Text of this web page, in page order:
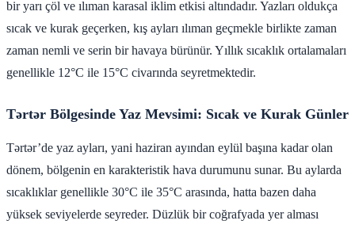
bir yarı çöl ve ılıman karasal iklim etkisi altındadır. Yazları oldukça
sıcak ve kurak geçerken, kış ayları ılıman geçmekle birlikte zaman
zaman nemli ve serin bir havaya bürünür. Yıllık sıcaklık ortalamaları
genellikle 12°C ile 15°C civarında seyretmektedir.
Tərtər Bölgesinde Yaz Mevsimi: Sıcak ve Kurak Günler
Tərtər’de yaz ayları, yani haziran ayından eylül başına kadar olan
dönem, bölgenin en karakteristik hava durumunu sunar. Bu aylarda
sıcaklıklar genellikle 30°C ile 35°C arasında, hatta bazen daha
yüksek seviyelerde seyreder. Düzlük bir coğrafyada yer alması